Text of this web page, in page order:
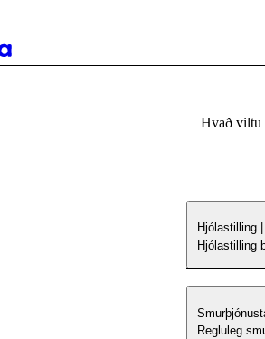
Hvað viltu
Hjólastilling
Hjólastilling
Regluleg